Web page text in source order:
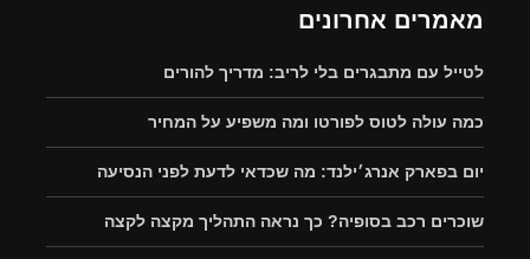
מאמרים אחרונים
לטייל עם מתבגרים בלי לריב: מדריך להורים
כמה עולה לטוס לפורטו ומה משפיע על המחיר
יום בפארק אנרג׳ילנד: מה שכדאי לדעת לפני הנסיעה
שוכרים רכב בסופיה? כך נראה התהליך מקצה לקצה